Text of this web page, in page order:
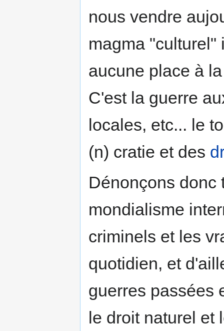
nous vendre
magma "culturel"
aucune place à
C'est la guerre
locales, etc... le
(n) cratie et des
Dénonçons donc
mondialisme
criminels et les
quotidien, et
guerres passées
le droit naturel et